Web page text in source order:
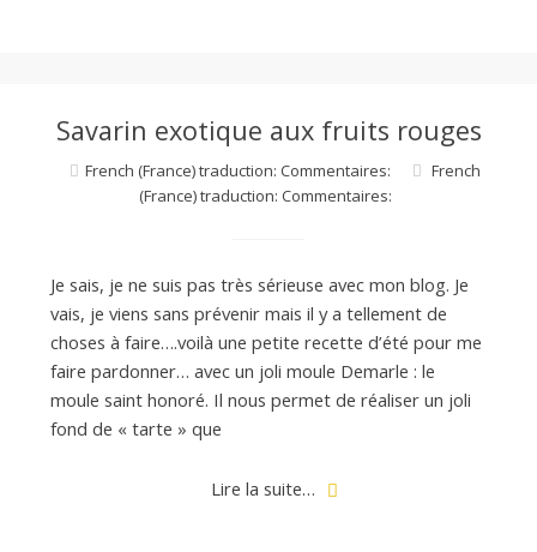
Savarin exotique aux fruits rouges
French (France) traduction: Commentaires:
French
(France) traduction: Commentaires:
Je sais, je ne suis pas très sérieuse avec mon blog. Je
vais, je viens sans prévenir mais il y a tellement de
choses à faire….voilà une petite recette d’été pour me
faire pardonner… avec un joli moule Demarle : le
moule saint honoré. Il nous permet de réaliser un joli
fond de « tarte » que
Lire la suite…